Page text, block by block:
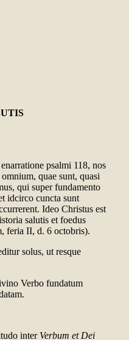
psalmi 118, nos
quae sunt, quasi
qui super fundamento
idcirco cuncta sunt
Ideo Christus est
salutis et foedus
feria II, d. 6 octobris).
solus, ut resque
Verbo fundatum
inter Verbum et Dei